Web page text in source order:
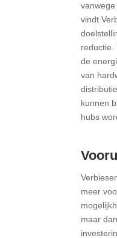
vindt
reductie.
de
van
kunnen
hubs
meer
maar